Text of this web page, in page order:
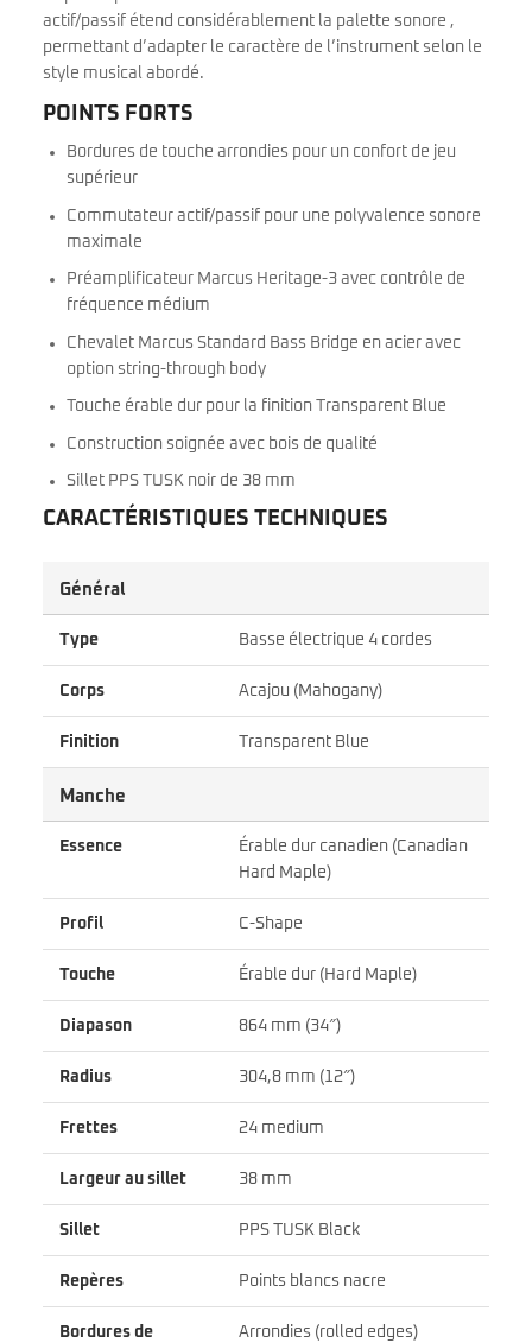
actif/passif étend considérablement la palette sonore ,
permettant d’adapter le caractère de l’instrument selon le
style musical abordé.
POINTS FORTS
Bordures de touche arrondies pour un confort de jeu
supérieur
Commutateur actif/passif pour une polyvalence sonore
maximale
Préamplificateur Marcus Heritage-3 avec contrôle de
fréquence médium
Chevalet Marcus Standard Bass Bridge en acier avec
option string-through body
Touche érable dur pour la finition Transparent Blue
Construction soignée avec bois de qualité
Sillet PPS TUSK noir de 38 mm
CARACTÉRISTIQUES TECHNIQUES
Général
Type Basse électrique 4 cordes
Corps Acajou (Mahogany)
Finition Transparent Blue
Manche
Essence
Érable dur canadien (Canadian
Hard Maple)
Profil C-Shape
Touche Érable dur (Hard Maple)
Diapason 864 mm (34″)
Radius 304,8 mm (12″)
Frettes 24 medium
Largeur au sillet 38 mm
Sillet PPS TUSK Black
Repères Points blancs nacre
Bordures de
Arrondies (rolled edges)